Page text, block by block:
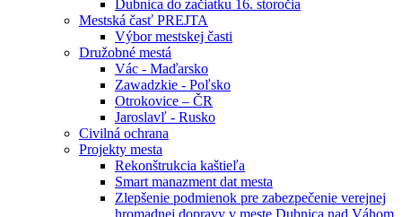
Dubnica do začiatku 16. storočia
Mestská časť PREJTA
Výbor mestskej časti
Družobné mestá
Vác - Maďarsko
Zawadzkie - Poľsko
Otrokovice – ČR
Jaroslavľ - Rusko
Civilná ochrana
Projekty mesta
Rekonštrukcia kaštieľa
Smart manazment dat mesta
Zlepšenie podmienok pre zabezpečenie verejnej